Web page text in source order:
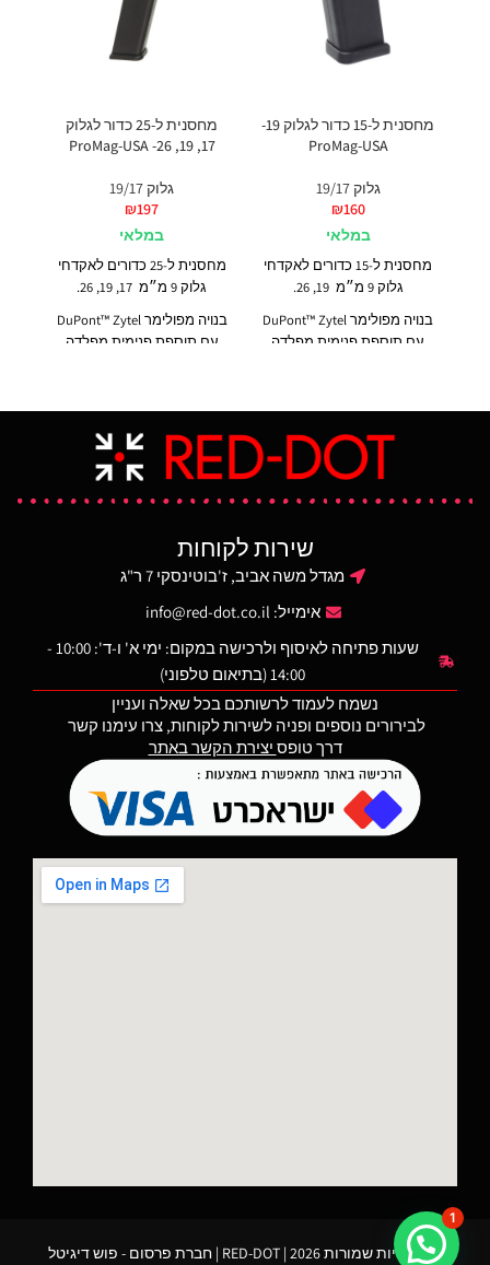
מחסנית ל-15 כדור לגלוק 19-
ProMag-USA
גלוק 19/17
₪160
במלאי
מחסנית ל-15 כדורים לאקדחי
גלוק 9 מ״מ 19, 26.
בנויה מפולימר DuPont™ Zytel
עם תוספת פנימית מפלדה
מחסנית ל-25 כדור לגלוק
17, 19, 26- ProMag-USA
גלוק 19/17
₪197
במלאי
מחסנית ל-25 כדורים לאקדחי
גלוק 9 מ״מ 17, 19, 26.
בנויה מפולימר DuPont™ Zytel
עם תוספת פנימית מפלדה
שירות לקוחות
מגדל משה אביב, ז'בוטינסקי 7 ר"ג
אימייל: info@red-dot.co.il
שעות פתיחה לאיסוף ולרכישה במקום: ימי א' ו-ד': 10:00 -
14:00 (בתיאום טלפוני)
נשמח לעמוד לרשותכם בכל שאלה ועניין
לבירורים נוספים ופניה לשירות לקוחות, צרו עימנו קשר
דרך טופס יצירת הקשר באתר
כל הזכויות שמורות 2026 | RED-DOT | חברת פרסום - פוש דיגיטל
1